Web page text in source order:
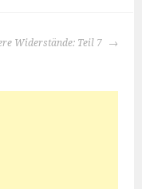
Widerstände: Teil 7